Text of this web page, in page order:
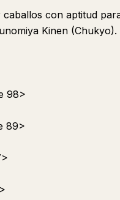
con aptitud
Kinen (Chukyo).
98>
89>